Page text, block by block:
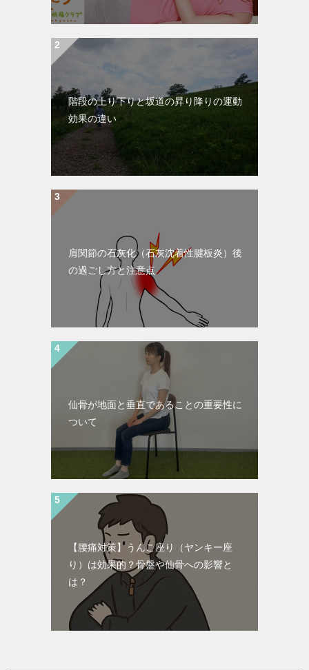
階段の上り下りと坂道の昇り降りの運動
効果の違い
肩関節の石灰化（石灰沈着性腱板炎）後
の過ごし方と注意点
仙骨が地面と垂直であることの重要性に
ついて
【腰痛対策】うんこ座り（ヤンキー座
り）は効果的？骨盤や仙骨への影響と
は？